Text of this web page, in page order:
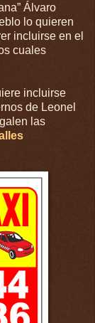
Álvaro
lo quieren
incluirse en el
cuales
incluirse
de Leonel
las